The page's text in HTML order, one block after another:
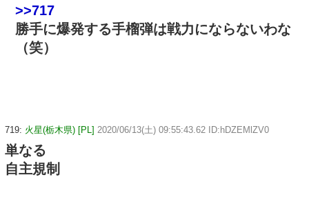
>>717
勝手に爆発する手榴弾は戦力にならないわな
（笑）
719: 火星(栃木県) [PL] 2020/06/13(土) 09:55:43.62 ID:hDZEMlZV0
単なる
自主規制